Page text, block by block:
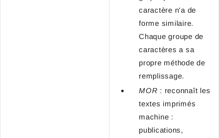
caractère n'a de
forme similaire.
Chaque groupe de
caractères a sa
propre méthode de
remplissage.
MOR : reconnaît les
textes imprimés
machine :
publications,